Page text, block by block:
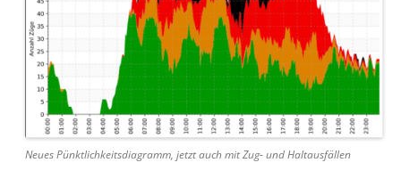
Neues Pünktlichkeitsdiagramm, jetzt auch mit Zug- und Haltausfällen